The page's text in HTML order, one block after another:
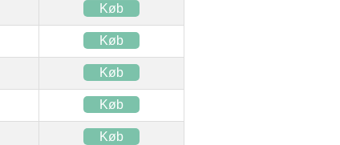
Køb
Køb
Køb
Køb
Køb